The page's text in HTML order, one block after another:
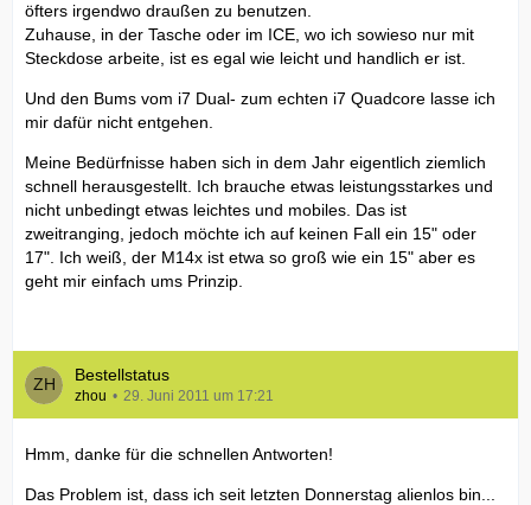
öfters irgendwo draußen zu benutzen.
Zuhause, in der Tasche oder im ICE, wo ich sowieso nur mit
Steckdose arbeite, ist es egal wie leicht und handlich er ist.
Und den Bums vom i7 Dual- zum echten i7 Quadcore lasse ich
mir dafür nicht entgehen.
Meine Bedürfnisse haben sich in dem Jahr eigentlich ziemlich
schnell herausgestellt. Ich brauche etwas leistungsstarkes und
nicht unbedingt etwas leichtes und mobiles. Das ist
zweitranging, jedoch möchte ich auf keinen Fall ein 15" oder
17". Ich weiß, der M14x ist etwa so groß wie ein 15" aber es
geht mir einfach ums Prinzip.
Bestellstatus
zhou 29. Juni 2011 um 17:21
Hmm, danke für die schnellen Antworten!
Das Problem ist, dass ich seit letzten Donnerstag alienlos bin...